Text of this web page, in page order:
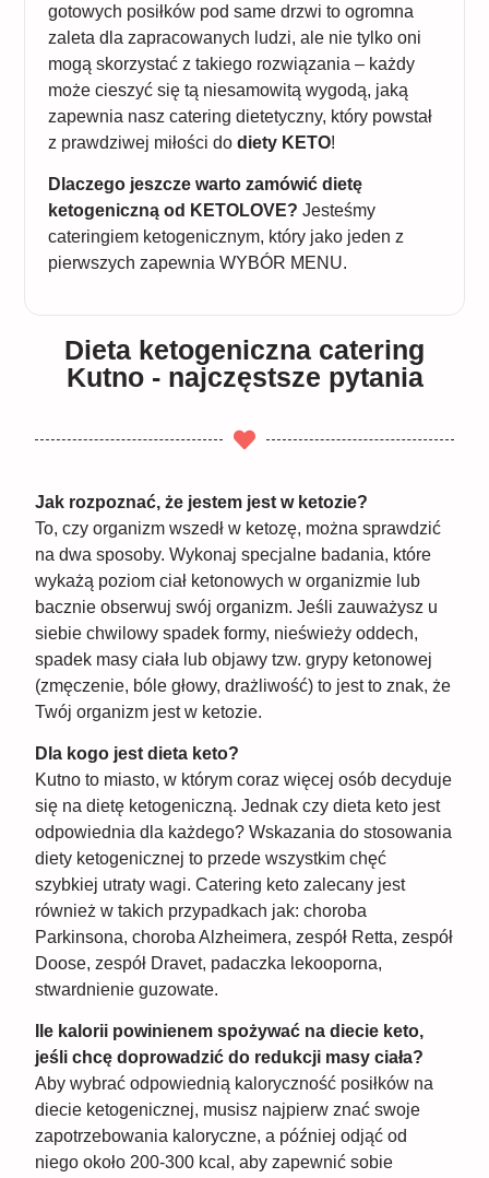
gotowych posiłków pod same drzwi to ogromna
zaleta dla zapracowanych ludzi, ale nie tylko oni
mogą skorzystać z takiego rozwiązania – każdy
może cieszyć się tą niesamowitą wygodą, jaką
zapewnia nasz catering dietetyczny, który powstał
z prawdziwej miłości do diety KETO!
Dlaczego jeszcze warto zamówić dietę
ketogeniczną od KETOLOVE? Jesteśmy
cateringiem ketogenicznym, który jako jeden z
pierwszych zapewnia WYBÓR MENU.
Dieta ketogeniczna catering
Kutno - najczęstsze pytania
Jak rozpoznać, że jestem jest w ketozie?
To, czy organizm wszedł w ketozę, można sprawdzić
na dwa sposoby. Wykonaj specjalne badania, które
wykażą poziom ciał ketonowych w organizmie lub
bacznie obserwuj swój organizm. Jeśli zauważysz u
siebie chwilowy spadek formy, nieświeży oddech,
spadek masy ciała lub objawy tzw. grypy ketonowej
(zmęczenie, bóle głowy, drażliwość) to jest to znak, że
Twój organizm jest w ketozie.
Dla kogo jest dieta keto?
Kutno to miasto, w którym coraz więcej osób decyduje
się na dietę ketogeniczną. Jednak czy dieta keto jest
odpowiednia dla każdego? Wskazania do stosowania
diety ketogenicznej to przede wszystkim chęć
szybkiej utraty wagi. Catering keto zalecany jest
również w takich przypadkach jak: choroba
Parkinsona, choroba Alzheimera, zespół Retta, zespół
Doose, zespół Dravet, padaczka lekooporna,
stwardnienie guzowate.
Ile kalorii powinienem spożywać na diecie keto,
jeśli chcę doprowadzić do redukcji masy ciała?
Aby wybrać odpowiednią kaloryczność posiłków na
diecie ketogenicznej, musisz najpierw znać swoje
zapotrzebowania kaloryczne, a później odjąć od
niego około 200-300 kcal, aby zapewnić sobie